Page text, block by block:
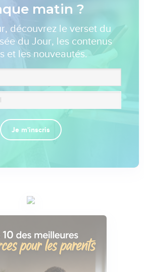
matin ?
découvrez le verset du
du Jour, les contenus
et les nouveautés.
Je m'inscris